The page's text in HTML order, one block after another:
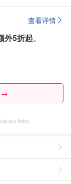
查看详情
外5折起。
→
our links.